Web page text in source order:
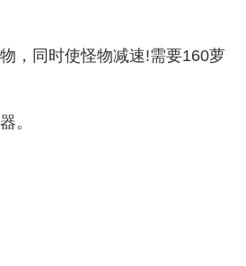
，同时使怪物减速!需要160萝
。